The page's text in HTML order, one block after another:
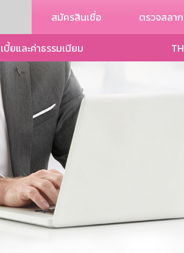
สมัครสินเชื่อ ตรวจสลาก
บี้ยและค่าธรรมเนียม TH